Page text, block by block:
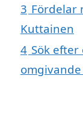
3 Fördelar
Kuttainen
4 Sök